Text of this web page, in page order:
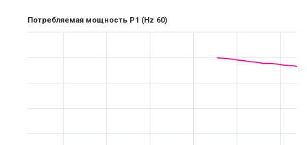
Потребляемая мощность P1 (Hz 60)